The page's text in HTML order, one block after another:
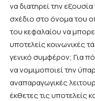
να διατηρεί την
σχέδιο στο όνομα του
του κεφαλαίου να
υποτελείς κοινωνικές
γενικό συμφέρον; Για
να νομιμοποιεί την
αναπαραγωγικές
έκθετες τις υποτελείς